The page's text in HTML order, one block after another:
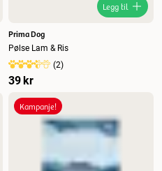
Legg til
Prima Dog
Pølse Lam & Ris
(2)
39 kr
Kampanje!